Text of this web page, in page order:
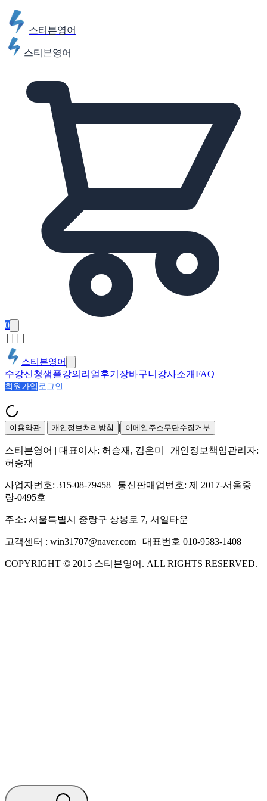
스티븐영어
스티븐영어
0
스티븐영어
수강신청샘플강의 리얼후기 장바구니 강사소개FAQ
회원가입 로그인
이용약관 | 개인정보처리방침 | 이메일주소무단수집거부
스티븐영어 | 대표이사: 허승재, 김은미
| 개인정보책임관리자:
허승재
사업자번호: 315-08-79458 | 통신판매업번호: 제 2017-서울중
랑-0495호
주소: 서울특별시 중랑구 상봉로 7, 서일타운
고객센터 : win31707@naver.com | 대표번호 010-9583-1408
COPYRIGHT © 2015 스티븐영어 . ALL RIGHTS RESERVED.